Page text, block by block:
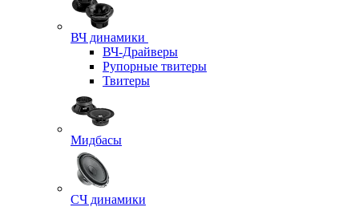
ВЧ динамики
ВЧ-Драйверы
Рупорные твитеры
Твитеры
Мидбасы
СЧ динамики